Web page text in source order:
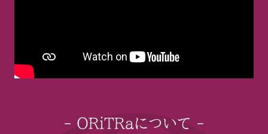
- ORiTRaについて -